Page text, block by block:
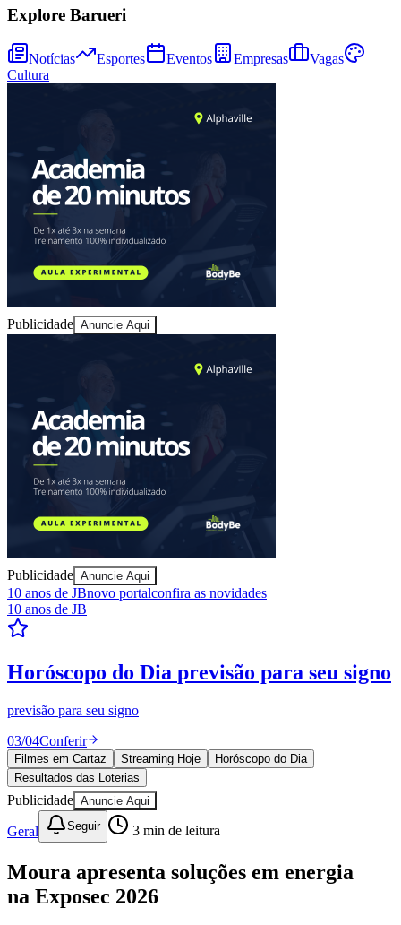
Sport
Explore Barueri
Notícias Esportes Eventos Empresas
Vagas
Cultura
Publicidade Anuncie Aqui
Publicidade Anuncie Aqui
10 anos de JBnovo portalconfira as novidades
10 anos de JB
Resultados das Loterias confira se ganhou
Mega-Sena, Quina, Lotofácil e todos os jogos. Resultado
04/04Ver resultados
Filmes em Cartaz Streaming Hoje
Resultados das Loterias
Publicidade Anuncie Aqui
Seguir
Moura apresenta soluções em energia
na Exposec 2026